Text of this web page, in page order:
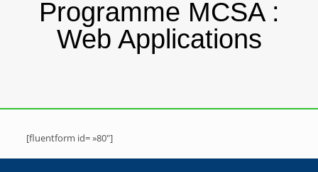
Programme MCSA :
Web Applications
[fluentform id= »80″]